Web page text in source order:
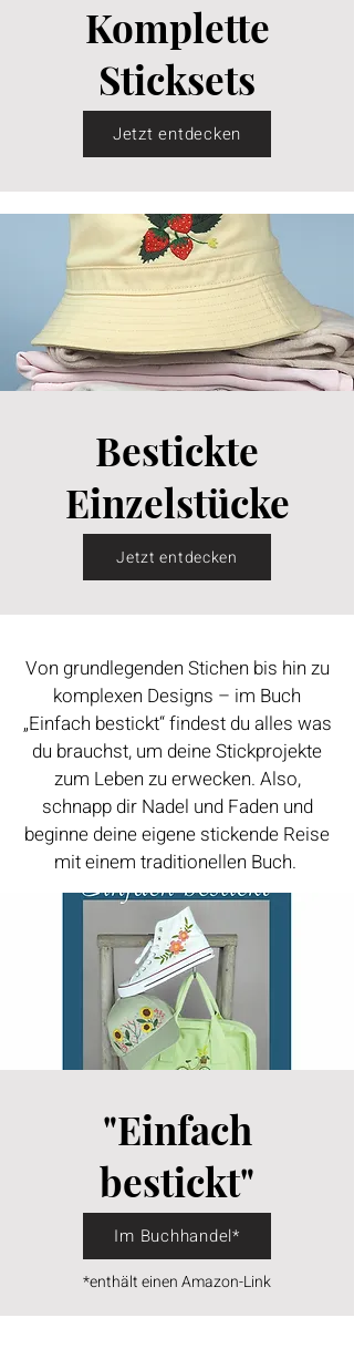
Komplette
Sticksets
Jetzt entdecken
Bestickte
Einzelstücke
Jetzt entdecken
Von grundlegenden Stichen bis hin zu
komplexen Designs – im Buch
„Einfach bestickt“ findest du alles was
du brauchst, um deine Stickprojekte
zum Leben zu erwecken. Also,
schnapp dir Nadel und Faden und
beginne deine eigene stickende Reise
mit einem traditionellen Buch.
"Einfach
bestickt"
Im Buchhandel*
*enthält einen Amazon-Link